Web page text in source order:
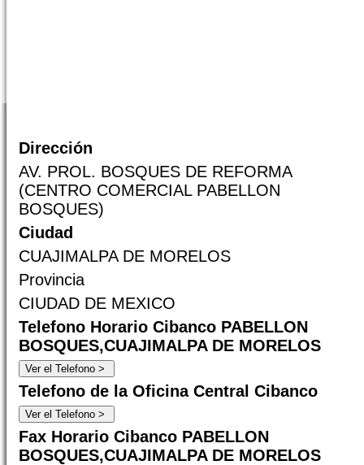
Dirección
AV. PROL. BOSQUES DE REFORMA
(CENTRO COMERCIAL PABELLON
BOSQUES)
Ciudad
CUAJIMALPA DE MORELOS
Provincia
CIUDAD DE MEXICO
Telefono Horario Cibanco PABELLON
BOSQUES,CUAJIMALPA DE MORELOS
Telefono de la Oficina Central Cibanco
Fax Horario Cibanco PABELLON
BOSQUES,CUAJIMALPA DE MORELOS